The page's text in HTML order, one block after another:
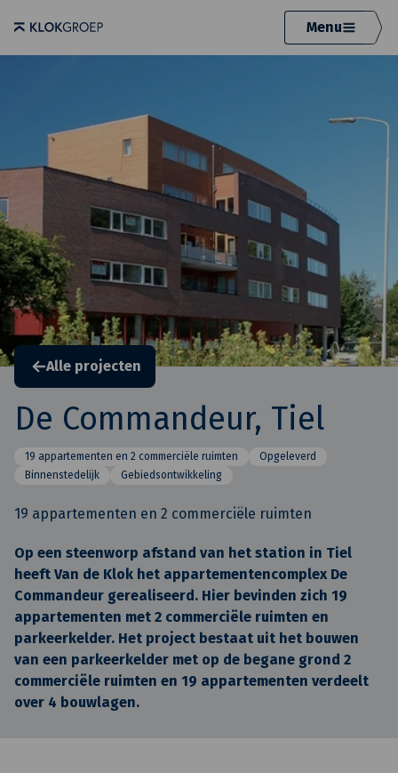
Menu
Alle projecten
De Commandeur, Tiel
19 appartementen en 2 commerciële ruimten
Opgeleverd
Binnenstedelijk
Gebiedsontwikkeling
19 appartementen en 2 commerciële ruimten
Op een steenworp afstand van het station in Tiel
heeft Van de Klok het appartementencomplex De
Commandeur gerealiseerd. Hier bevinden zich 19
appartementen met 2 commerciële ruimten en
parkeerkelder. Het project bestaat uit het bouwen
van een parkeerkelder met op de begane grond 2
commerciële ruimten en 19 appartementen verdeelt
over 4 bouwlagen.